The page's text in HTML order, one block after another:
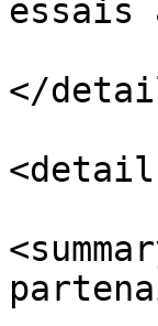
essais
</